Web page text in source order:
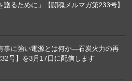
るために」【闘魂メルマガ第233号】
事に強い電源とは何か―石炭火力の再
号】を3月17日に配信します